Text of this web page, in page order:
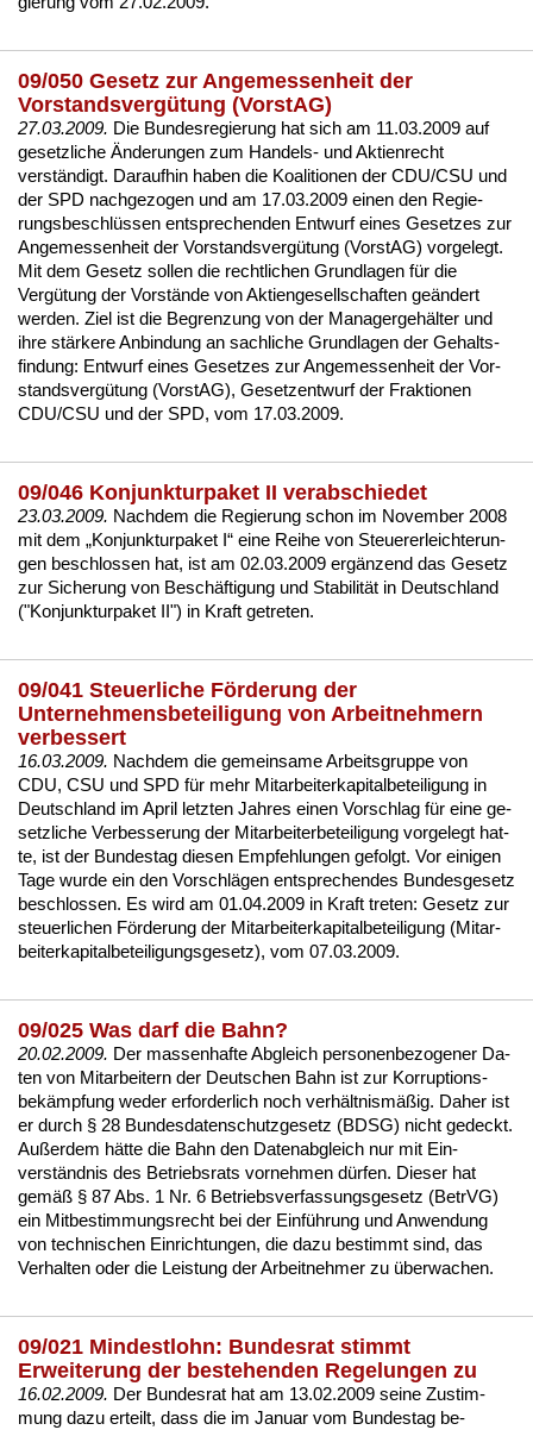
09/050 Gesetz zur Angemessenheit der
Vorstandsvergütung (VorstAG)
27.03.2009. Die Bun­des­re­gie­rung hat sich am 11.03.2009 auf
ge­setz­li­che Ände­run­gen zum Han­dels- und Ak­ti­en­recht
verständigt. Dar­auf­hin ha­ben die Ko­ali­tio­nen der CDU/CSU und
der SPD nach­ge­zo­gen und am 17.03.2009 ei­nen den Re­gie­
rungs­be­schlüssen ent­spre­chen­den Ent­wurf ei­nes Ge­set­zes zur
An­ge­mes­sen­heit der Vor­stands­vergütung (Vors­tAG) vor­ge­legt.
Mit dem Ge­setz sol­len die recht­li­chen Grund­la­gen für die
Vergütung der Vorstände von Ak­ti­en­ge­sell­schaf­ten geändert
wer­den. Ziel ist die Be­gren­zung von der Ma­na­ger­gehälter und
ih­re stärke­re An­bin­dung an sach­li­che Grund­la­gen der Ge­halts­
fin­dung: Ent­wurf ei­nes Ge­set­zes zur An­ge­mes­sen­heit der Vor­
stands­vergütung (Vors­tAG), Ge­setz­ent­wurf der Frak­tio­nen
CDU/CSU und der SPD, vom 17.03.2009.
09/046 Konjunkturpaket II verabschiedet
23.03.2009. Nach­dem die Re­gie­rung schon im No­vem­ber 2008
mit dem „Kon­junk­tur­pa­ket I“ ei­ne Rei­he von Steu­er­er­leich­te­run­
gen be­schlos­sen hat, ist am 02.03.2009 ergänzend das Ge­setz
zur Si­che­rung von Beschäfti­gung und Sta­bi­lität in Deutsch­land
("Kon­junk­tur­pa­ket II") in Kraft ge­tre­ten.
09/041 Steuerliche Förderung der
Unternehmensbeteiligung von Arbeitnehmern
verbessert
16.03.2009. Nach­dem die ge­mein­sa­me Ar­beits­grup­pe von
CDU, CSU und SPD für mehr Mit­ar­bei­ter­ka­pi­tal­be­tei­li­gung in
Deutsch­land im April letz­ten Jah­res ei­nen Vor­schlag für ei­ne ge­
setz­li­che Ver­bes­se­rung der Mit­ar­bei­ter­be­tei­li­gung vor­ge­legt hat­
te, ist der Bun­des­tag die­sen Emp­feh­lun­gen ge­folgt. Vor ei­ni­gen
Ta­ge wur­de ein den Vor­schlägen ent­spre­chen­des Bun­des­ge­setz
be­schlos­sen. Es wird am 01.04.2009 in Kraft tre­ten: Ge­setz zur
steu­er­li­chen Förde­rung der Mit­ar­bei­ter­ka­pi­tal­be­tei­li­gung (Mit­ar­
bei­ter­ka­pi­tal­be­tei­li­gungs­ge­setz), vom 07.03.2009.
09/025 Was darf die Bahn?
20.02.2009. Der mas­sen­haf­te Ab­gleich per­so­nen­be­zo­ge­ner Da­
ten von Mit­ar­bei­tern der Deut­schen Bahn ist zur Kor­rup­ti­ons­
bekämp­fung we­der er­for­der­lich noch verhält­nismäßig. Da­her ist
er durch § 28 Bun­des­da­ten­schutz­ge­setz (BDSG) nicht ge­deckt.
Außer­dem hätte die Bahn den Da­ten­ab­gleich nur mit Ein­
verständ­nis des Be­triebs­rats vor­neh­men dürfen. Die­ser hat
gemäß § 87 Abs. 1 Nr. 6 Be­triebs­ver­fas­sungs­ge­setz (Be­trVG)
ein Mit­be­stim­mungs­recht bei der Einführung und An­wen­dung
von tech­ni­schen Ein­rich­tun­gen, die da­zu be­stimmt sind, das
Ver­hal­ten oder die Leis­tung der Ar­beit­neh­mer zu über­wa­chen.
09/021 Mindestlohn: Bundesrat stimmt
Erweiterung der bestehenden Regelungen zu
16.02.2009. Der Bun­des­rat hat am 13.02.2009 sei­ne Zu­stim­
mung da­zu er­teilt, dass die im Ja­nu­ar vom Bun­des­tag be­